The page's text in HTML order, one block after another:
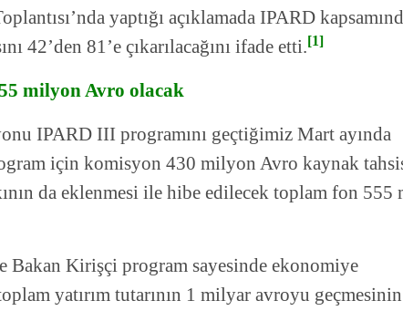
yaptığı açıklamada IPARD
42’den 81’e çıkarılacağını ifade etti.[1]
milyon Avro olacak
IPARD III programını geçtiğimiz Mart ayında
için komisyon 430 milyon Avro kaynak
da eklenmesi ile hibe edilecek toplam fon 555
Bakan Kirişçi program sayesinde ekonomiye
yatırım tutarının 1 milyar avroyu geçmesinin